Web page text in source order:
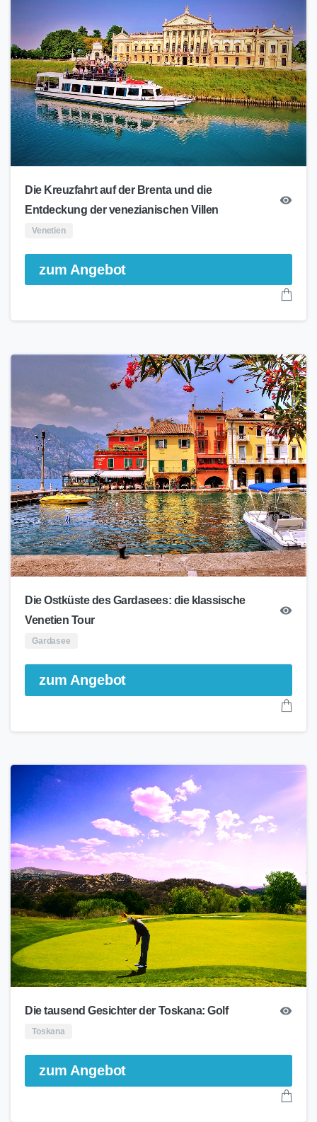
Die Kreuzfahrt auf der Brenta und die
Entdeckung der venezianischen Villen
Venetien
zum Angebot
Die Ostküste des Gardasees: die klassische
Venetien Tour
Gardasee
zum Angebot
Die tausend Gesichter der Toskana: Golf
Toskana
zum Angebot